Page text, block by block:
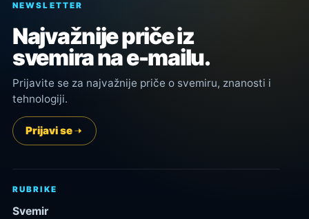
NEWSLETTER
Najvažnije priče iz
svemira na e-mailu.
Prijavite se za najvažnije priče o svemiru, znanosti i
tehnologiji.
Prijavi se
RUBRIKE
Svemir